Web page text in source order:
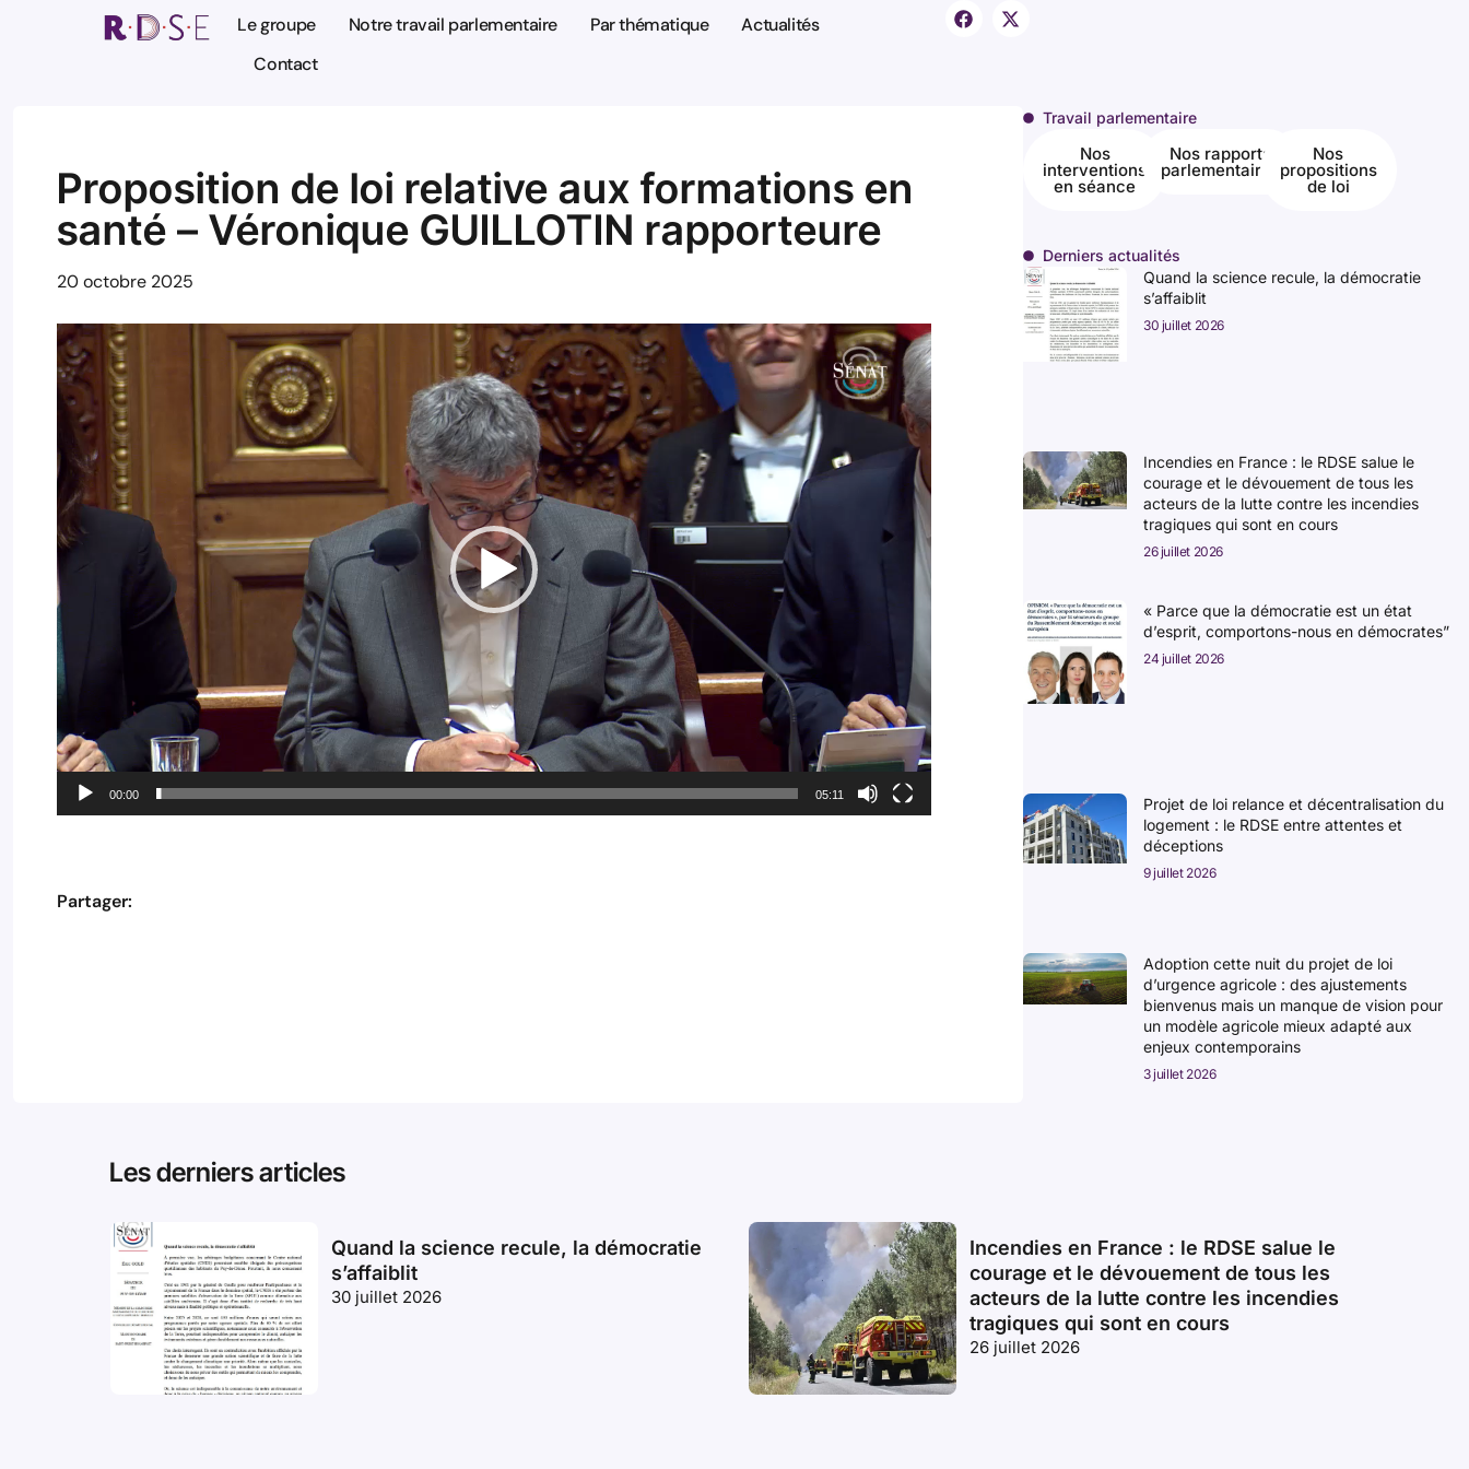
Le groupe Notre travail parlementaire Par thématique
Actualités
Contact
Proposition de loi relative aux formations en
santé – Véronique GUILLOTIN rapporteure
20 octobre 2025
Lecteur
vidéo
00:00 05:11
Partager:
Travail parlementaire
Nos
interventions
en séance
Nos rapports
parlementaires
Nos
propositions
de loi
Derniers actualités
Quand la science recule, la démocratie
s’affaiblit
30 juillet 2026
Incendies en France : le RDSE salue le
courage et le dévouement de tous les
acteurs de la lutte contre les incendies
tragiques qui sont en cours
26 juillet 2026
« Parce que la démocratie est un état
d’esprit, comportons-nous en démocrates”
24 juillet 2026
Projet de loi relance et décentralisation du
logement : le RDSE entre attentes et
déceptions
9 juillet 2026
Adoption cette nuit du projet de loi
d’urgence agricole : des ajustements
bienvenus mais un manque de vision pour
un modèle agricole mieux adapté aux
enjeux contemporains
3 juillet 2026
Les derniers articles
Quand la science recule, la démocratie
s’affaiblit
30 juillet 2026
Incendies en France : le RDSE salue le
courage et le dévouement de tous les
acteurs de la lutte contre les incendies
tragiques qui sont en cours
26 juillet 2026